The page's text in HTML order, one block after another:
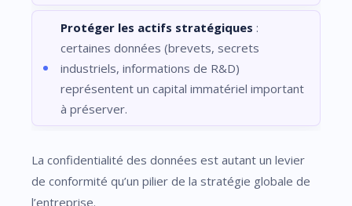
Protéger les actifs stratégiques :
certaines données (brevets, secrets
industriels, informations de R&D)
représentent un capital immatériel important
à préserver.
La confidentialité des données est autant un levier
de conformité qu’un pilier de la stratégie globale de
l’entreprise.